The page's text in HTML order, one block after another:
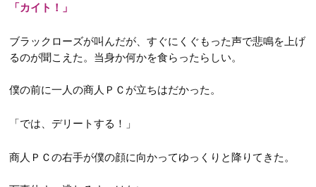
「カイト！」
ブラックローズが叫んだが、すぐにくぐもった声で悲鳴を上げ
るのが聞こえた。当身か何かを食らったらしい。
僕の前に一人の商人ＰＣが立ちはだかった。
「では、デリートする！」
商人ＰＣの右手が僕の顔に向かってゆっくりと降りてきた。